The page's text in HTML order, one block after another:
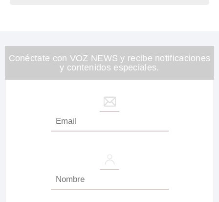
Conéctate con VOZ NEWS y recibe notificaciones
y contenidos especiales.